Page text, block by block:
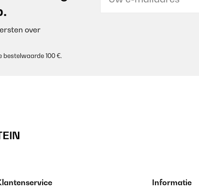
over
bestelwaarde 100 €.
Informatie